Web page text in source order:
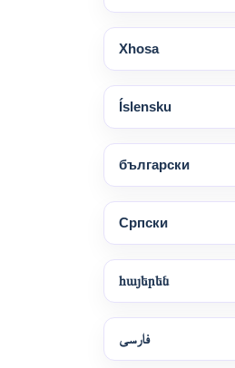
Xhosa
Íslensku
български
Српски
հայերեն
فارسی